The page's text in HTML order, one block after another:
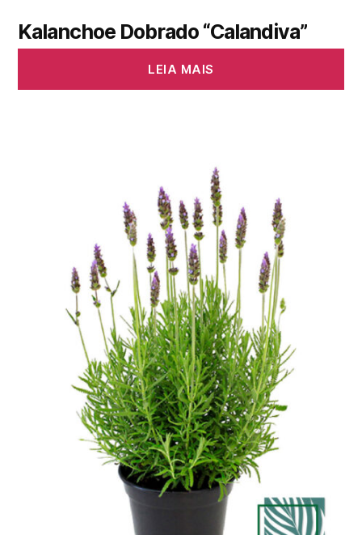
Kalanchoe Dobrado “Calandiva”
LEIA MAIS